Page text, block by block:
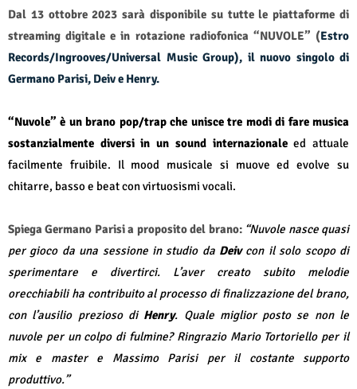
Dal 13 ottobre 2023 sarà disponibile su tutte le piattaforme di
streaming digitale e in rotazione radiofonica “NUVOLE” (Estro
Records/Ingrooves/Universal Music Group), il nuovo singolo di
Germano Parisi, Deiv e Henry.
“Nuvole” è un brano pop/trap che unisce tre modi di fare musica
sostanzialmente diversi in un sound internazionaleed attuale
facilmente fruibile. Il mood musicale si muove ed evolve su
chitarre, basso e beat con virtuosismi vocali.
Spiega Germano Parisi a proposito del brano: “Nuvole nasce quasi
per gioco da una sessione in studio da Deivcon il solo scopo di
sperimentare e divertirci. L’aver creato subito melodie
orecchiabili ha contribuito al processo di finalizzazione del brano,
con l’ausilio prezioso di Henry. Quale miglior posto se non le
nuvole per un colpo di fulmine? Ringrazio Mario Tortoriello per il
mix e master e Massimo Parisi per il costante supporto
produttivo.”